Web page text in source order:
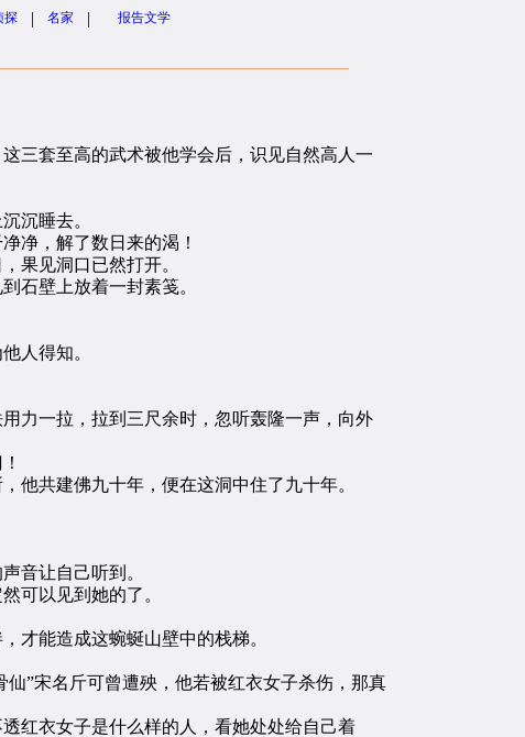
探 | 名家 | 报告文学
三套至高的武术被他学会后，识见自然高人一
沉睡去。
净，解了数日来的渴！
果见洞口已然打开。
石壁上放着一封素笺。
人得知。
力一拉，拉到三尺余时，忽听轰隆一声，向外
共建佛九十年，便在这洞中住了九十年。
音让自己听到。
可以见到她的了。
能造成这蜿蜒山壁中的栈梯。
”宋名斤可曾遭殃，他若被红衣女子杀伤，那真
红衣女子是什么样的人，看她处处给自己着